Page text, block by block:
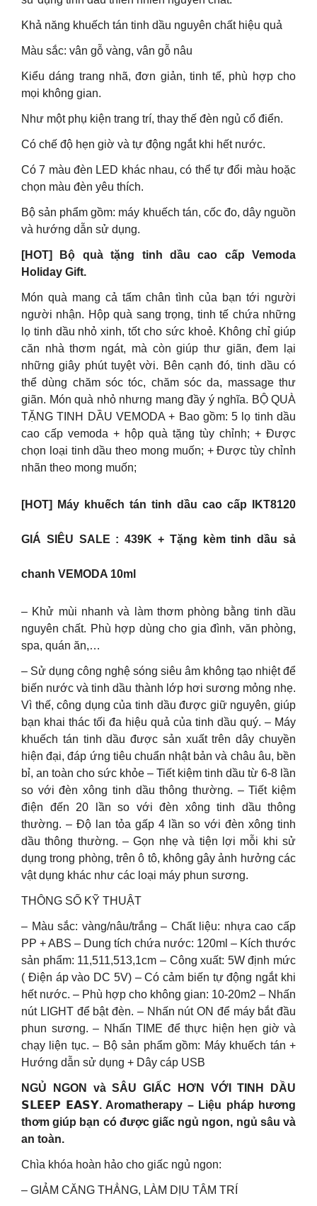
Khả năng khuếch tán tinh dầu nguyên chất hiệu quả
Màu sắc: vân gỗ vàng, vân gỗ nâu
Kiểu dáng trang nhã, đơn giản, tinh tế, phù hợp cho
mọi không gian.
Như một phụ kiện trang trí, thay thế đèn ngủ cổ điển.
Có chế độ hẹn giờ và tự động ngắt khi hết nước.
Có 7 màu đèn LED khác nhau, có thể tự đổi màu hoặc
chọn màu đèn yêu thích.
Bộ sản phẩm gồm: máy khuếch tán, cốc đo, dây nguồn
và hướng dẫn sử dụng.
[HOT] Bộ quà tặng tinh dầu cao cấp Vemoda
Holiday Gift.
Món quà mang cả tấm chân tình của bạn tới người
người nhận. Hộp quà sang trọng, tinh tế chứa những
lọ tinh dầu nhỏ xinh, tốt cho sức khoẻ. Không chỉ giúp
căn nhà thơm ngát, mà còn giúp thư giãn, đem lại
những giây phút tuyệt vời. Bên cạnh đó, tinh dầu có
thể dùng chăm sóc tóc, chăm sóc da, massage thư
giãn. Món quà nhỏ nhưng mang đầy ý nghĩa. BỘ QUÀ
TẶNG TINH DẦU VEMODA + Bao gồm: 5 lọ tinh dầu
cao cấp vemoda + hộp quà tặng tùy chỉnh; + Được
chọn loại tinh dầu theo mong muốn; + Được tùy chỉnh
nhãn theo mong muốn;
[HOT] Máy khuếch tán tinh dầu cao cấp IKT8120
GIÁ SIÊU SALE : 439K + Tặng kèm tinh dầu sả
chanh VEMODA 10ml
– Khử mùi nhanh và làm thơm phòng bằng tinh dầu
nguyên chất. Phù hợp dùng cho gia đình, văn phòng,
spa, quán ăn,…
– Sử dụng công nghệ sóng siêu âm không tạo nhiệt để
biến nước và tinh dầu thành lớp hơi sương mỏng nhẹ.
Vì thế, công dụng của tinh dầu được giữ nguyên, giúp
bạn khai thác tối đa hiệu quả của tinh dầu quý. – Máy
khuếch tán tinh dầu được sản xuất trên dây chuyền
hiện đại, đáp ứng tiêu chuẩn nhật bản và châu âu, bền
bỉ, an toàn cho sức khỏe – Tiết kiệm tinh dầu từ 6-8 lần
so với đèn xông tinh dầu thông thường. – Tiết kiệm
điện đến 20 lần so với đèn xông tinh dầu thông
thường. – Độ lan tỏa gấp 4 lần so với đèn xông tinh
dầu thông thường. – Gọn nhẹ và tiện lợi mỗi khi sử
dụng trong phòng, trên ô tô, không gây ảnh hưởng các
vật dụng khác như các loại máy phun sương.
THÔNG SỐ KỸ THUẬT
– Màu sắc: vàng/nâu/trắng – Chất liệu: nhựa cao cấp
PP + ABS – Dung tích chứa nước: 120ml – Kích thước
sản phẩm: 11,511,513,1cm – Công xuất: 5W định mức
( Điện áp vào DC 5V) – Có cảm biến tự động ngắt khi
hết nước. – Phù hợp cho không gian: 10-20m2 – Nhấn
nút LIGHT để bật đèn. – Nhấn nút ON để máy bắt đầu
phun sương. – Nhấn TIME để thực hiện hẹn giờ và
chạy liện tục. – Bộ sản phẩm gồm: Máy khuếch tán +
Hướng dẫn sử dụng + Dây cáp USB
NGỦ NGON và SÂU GIẤC HƠN VỚI TINH DẦU
𝗦𝗟𝗘𝗘𝗣 𝗘𝗔𝗦𝗬. Aromatherapy – Liệu pháp hương
thơm giúp bạn có được giấc ngủ ngon, ngủ sâu và
an toàn.
Chìa khóa hoàn hảo cho giấc ngủ ngon:
– GIẢM CĂNG THẲNG, LÀM DỊU TÂM TRÍ